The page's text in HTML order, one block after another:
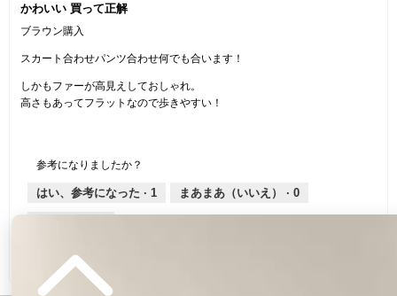
／
5
で
かわいい 買って正解
ブラウン購入
スカート合わせパンツ合わせ何でも合います！
しかもファーが高見えしておしゃれ。
高さもあってフラットなので歩きやすい！
参考になりましたか？
はい、参考になった · 1 まあまあ（いいえ） · 0